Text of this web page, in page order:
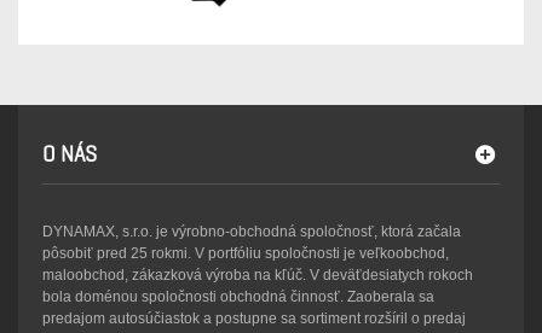
O NÁS
DYNAMAX, s.r.o. je výrobno-obchodná spoločnosť, ktorá začala
pôsobiť pred 25 rokmi. V portfóliu spoločnosti je veľkoobchod,
maloobchod, zákazková výroba na kľúč. V deväťdesiatych rokoch
bola doménou spoločnosti obchodná činnosť. Zaoberala sa
predajom autosúčiastok a postupne sa sortiment rozšíril o predaj